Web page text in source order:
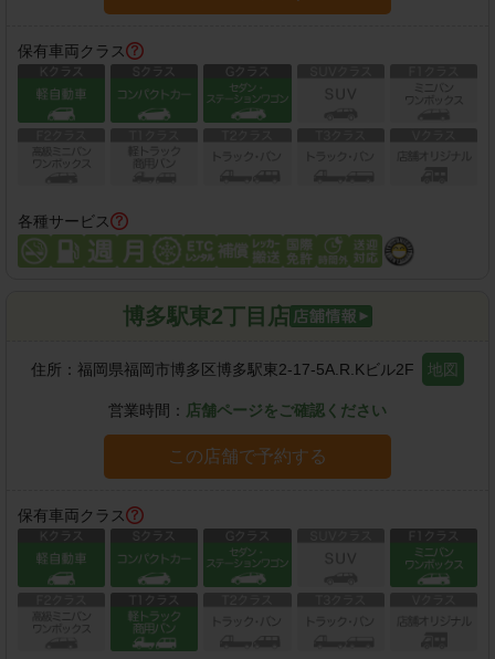
保有車両クラス
各種サービス
博多駅東2丁目店
住所： 福岡県福岡市博多区博多駅東2-17-5A.R.Kビル2F 地図
営業時間： 店舗ページをご確認ください
この店舗で予約する
保有車両クラス